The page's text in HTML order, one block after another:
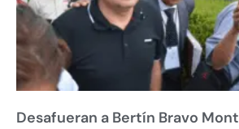
Desafueran a Bertín Bravo